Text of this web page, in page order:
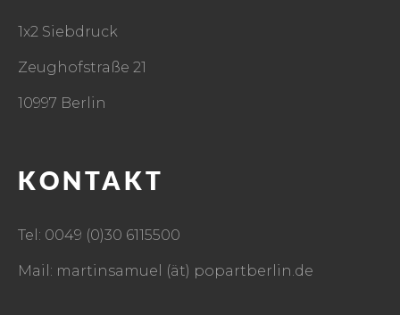
1x2 Siebdruck
Zeughofstraße 21
10997 Berlin
KONTAKT
Tel: 0049 (0)30 6115500
Mail: martinsamuel (ät) popartberlin.de